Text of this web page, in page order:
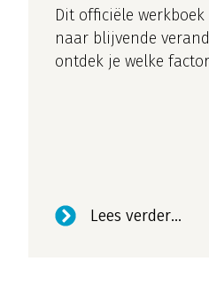
Dit officiële
naar blijvende
ontdek je welke
Lees verder...